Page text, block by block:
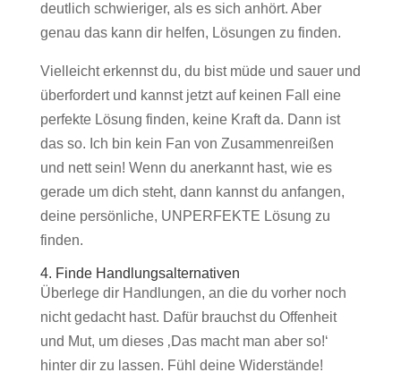
deutlich schwieriger, als es sich anhört. Aber
genau das kann dir helfen, Lösungen zu finden.
Vielleicht erkennst du, du bist müde und sauer und
überfordert und kannst jetzt auf keinen Fall eine
perfekte Lösung finden, keine Kraft da. Dann ist
das so. Ich bin kein Fan von Zusammenreißen
und nett sein! Wenn du anerkannt hast, wie es
gerade um dich steht, dann kannst du anfangen,
deine persönliche, UNPERFEKTE Lösung zu
finden.
4. Finde Handlungsalternativen
Überlege dir Handlungen, an die du vorher noch
nicht gedacht hast. Dafür brauchst du Offenheit
und Mut, um dieses ‚Das macht man aber so!‘
hinter dir zu lassen. Fühl deine Widerstände!